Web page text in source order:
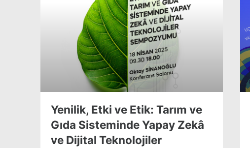
Yenilik, Etki ve Etik: Tarım ve
Gıda Sisteminde Yapay Zekâ
ve Dijital Teknolojiler